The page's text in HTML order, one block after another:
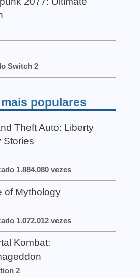
Switch 2
populares
Theft Auto: Liberty
Stories
1.884.080 vezes
of Mythology
1.072.012 vezes
Kombat:
2